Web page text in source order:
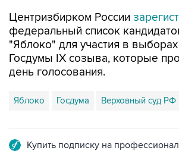
"Яблоко" для участия в выборах
Госдумы IX созыва, которые
день голосования.
Яблоко Госдума Верховный суд РФ
Подписаться на рассылку главных